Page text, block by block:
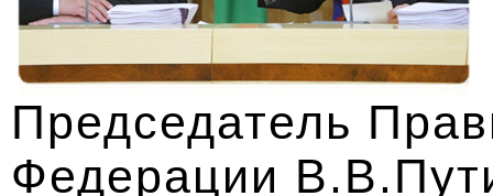
Председатель
Федерации